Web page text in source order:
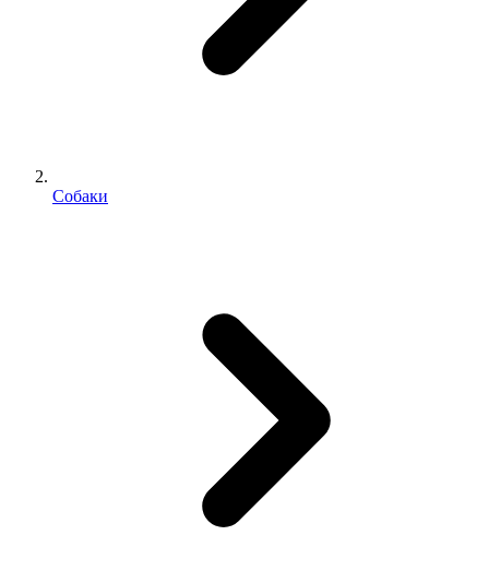
Собаки